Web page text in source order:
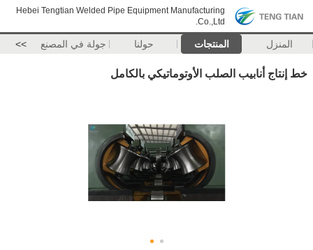
Hebei Tengtian Welded Pipe Equipment Manufacturing
Co.,Ltd.
المنزل المنتجات حولنا جولة في المصنع >>
خط إنتاج أنابيب الصلب الأوتوماتيكي بالكامل